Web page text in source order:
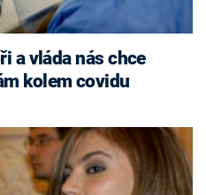
a vláda nás chce
kolem covidu